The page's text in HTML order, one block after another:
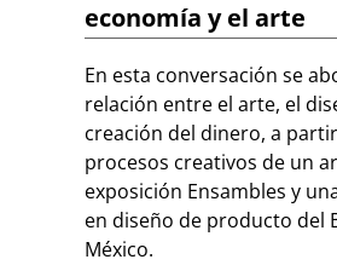
economía y el arte
En esta conversación se
relación entre el arte, el
creación del dinero, a
procesos creativos de un
exposición Ensambles y
en diseño de producto del
México.